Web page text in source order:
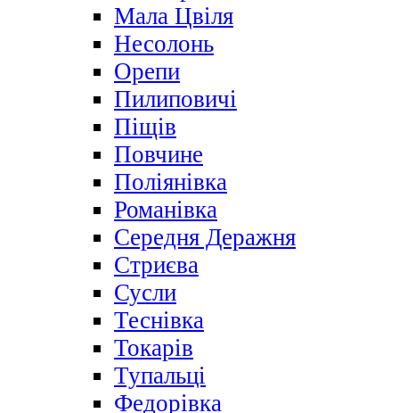
Мала Цвіля
Несолонь
Орепи
Пилиповичі
Піщів
Повчине
Поліянівка
Романівка
Середня Деражня
Стриєва
Сусли
Теснівка
Токарів
Тупальці
Федорівка